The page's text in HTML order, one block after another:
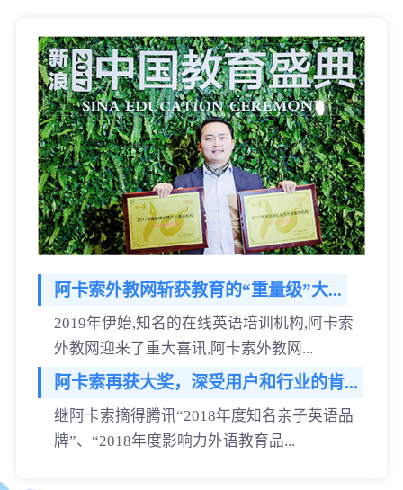
阿卡索外教网斩获教育的“重量级”大...
2019年伊始,知名的在线英语培训机构,阿卡索
外教网迎来了重大喜讯,阿卡索外教网...
阿卡索再获大奖，深受用户和行业的肯...
继阿卡索摘得腾讯“2018年度知名亲子英语品
牌”、“2018年度影响力外语教育品...